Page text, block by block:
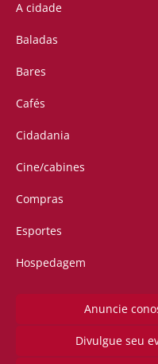
A cidade
Baladas
Bares
Cafés
Cidadania
Cine/cabines
Compras
Esportes
Hospedagem
Anuncie
Divulgue seu